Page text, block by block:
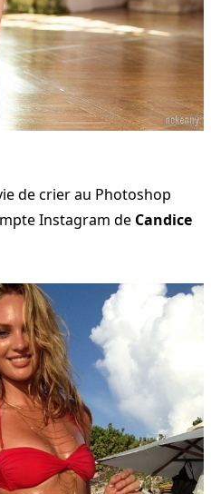
de crier au Photoshop
Instagram de Candice